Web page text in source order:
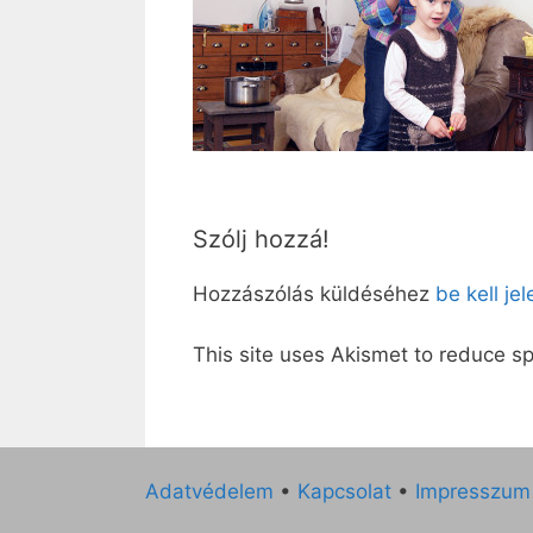
Szólj hozzá!
Hozzászólás küldéséhez be kell
This site uses Akismet to reduce
Adatvédelem • Kapcsolat • Impresszum